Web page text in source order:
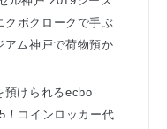
クボクロークで手ぶ
アム神戸で荷物預か
預けられるecbo
！コインロッカー代